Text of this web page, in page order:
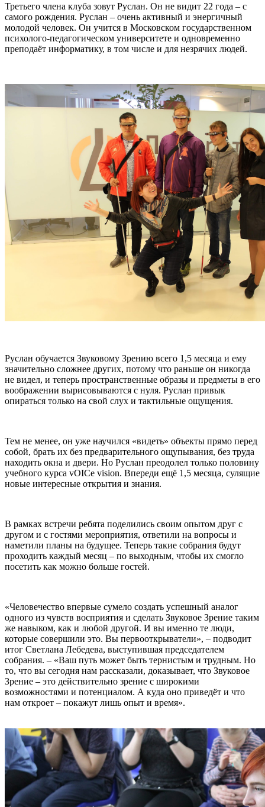
Третьего члена клуба зовут Руслан. Он не видит 22 года – с
самого рождения. Руслан – очень активный и энергичный
молодой человек. Он учится в Московском государственном
психолого-педагогическом университете и одновременно
преподаёт информатику, в том числе и для незрячих людей.
Руслан обучается Звуковому Зрению всего 1,5 месяца и ему
значительно сложнее других, потому что раньше он никогда
не видел, и теперь пространственные образы и предметы в его
воображении вырисовываются с нуля. Руслан привык
опираться только на свой слух и тактильные ощущения.
Тем не менее, он уже научился «видеть» объекты прямо перед
собой, брать их без предварительного ощупывания, без труда
находить окна и двери. Но Руслан преодолел только половину
учебного курса vOICe vision. Впереди ещё 1,5 месяца, сулящие
новые интересные открытия и знания.
В рамках встречи ребята поделились своим опытом друг с
другом и с гостями мероприятия, ответили на вопросы и
наметили планы на будущее. Теперь такие собрания будут
проходить каждый месяц – по выходным, чтобы их смогло
посетить как можно больше гостей.
«Человечество впервые сумело создать успешный аналог
одного из чувств восприятия и сделать Звуковое Зрение таким
же навыком, как и любой другой. И вы именно те люди,
которые совершили это. Вы первооткрыватели», – подводит
итог Светлана Лебедева, выступившая председателем
собрания. – «Ваш путь может быть тернистым и трудным. Но
то, что вы сегодня нам рассказали, доказывает, что Звуковое
Зрение – это действительно зрение с широкими
возможностями и потенциалом. А куда оно приведёт и что
нам откроет – покажут лишь опыт и время».